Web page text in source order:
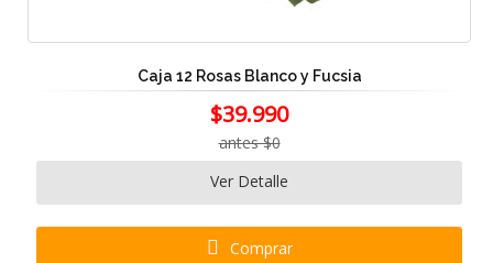
Caja 12 Rosas Blanco y Fucsia
$39.990
antes $0
Ver Detalle
Comprar